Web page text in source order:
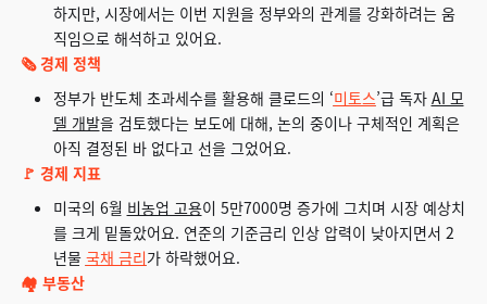
하지만, 시장에서는 이번 지원을 정부와의 관계를 강화하려는 움
직임으로 해석하고 있어요.
🗞️ 경제 정책
정부가 반도체 초과세수를 활용해 클로드의 ‘미토스’급 독자 AI 모
델 개발을 검토했다는 보도에 대해, 논의 중이나 구체적인 계획은
아직 결정된 바 없다고 선을 그었어요.
🚩 경제 지표
미국의 6월 비농업 고용이 5만7000명 증가에 그치며 시장 예상치
를 크게 밑돌았어요. 연준의 기준금리 인상 압력이 낮아지면서 2
년물 국채 금리가 하락했어요.
🏘️ 부동산